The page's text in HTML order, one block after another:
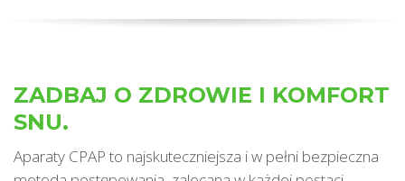
ZADBAJ O ZDROWIE I KOMFORT
SNU.
Aparaty CPAP to najskuteczniejsza i w pełni bezpieczna